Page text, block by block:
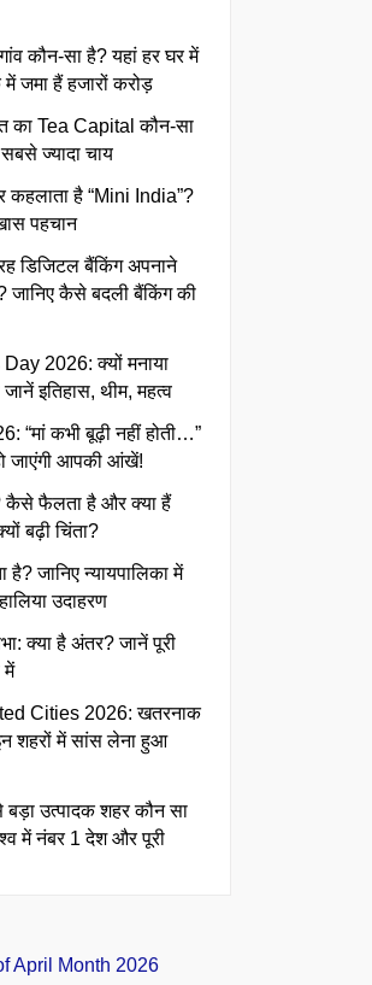
कौन-सा है? यहां हर घर में
जमा हैं हजारों करोड़
का Tea Capital कौन-सा
ज्यादा चाय
कहलाता है “Mini India”?
पहचान
डिजिटल बैंकिंग अपनाने
जानिए कैसे बदली बैंकिंग की
2026: क्यों मनाया
इतिहास, थीम, महत्व
“मां कभी बूढ़ी नहीं होती…”
जाएंगी आपकी आंखें!
कैसे फैलता है और क्या हैं
बढ़ी चिंता?
है? जानिए न्यायपालिका में
उदाहरण
क्या है अंतर? जानें पूरी
में
Cities 2026: खतरनाक
शहरों में सांस लेना हुआ
उत्पादक शहर कौन सा
में नंबर 1 देश और पूरी